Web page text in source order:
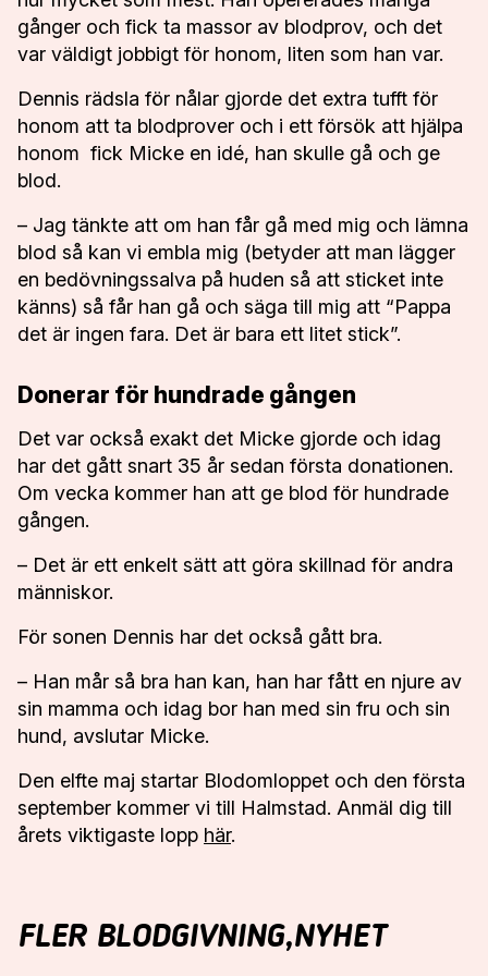
gånger och fick ta massor av blodprov, och det
var väldigt jobbigt för honom, liten som han var.
Dennis rädsla för nålar gjorde det extra tufft för
honom att ta blodprover och i ett försök att hjälpa
honom fick Micke en idé, han skulle gå och ge
blod.
– Jag tänkte att om han får gå med mig och lämna
blod så kan vi embla mig (betyder att man lägger
en bedövningssalva på huden så att sticket inte
känns) så får han gå och säga till mig att “Pappa
det är ingen fara. Det är bara ett litet stick”.
Donerar för hundrade gången
Det var också exakt det Micke gjorde och idag
har det gått snart 35 år sedan första donationen.
Om vecka kommer han att ge blod för hundrade
gången.
– Det är ett enkelt sätt att göra skillnad för andra
människor.
För sonen Dennis har det också gått bra.
– Han mår så bra han kan, han har fått en njure av
sin mamma och idag bor han med sin fru och sin
hund, avslutar Micke.
Den elfte maj startar Blodomloppet och den första
september kommer vi till Halmstad. Anmäl dig till
årets viktigaste lopp här.
FLER BLODGIVNING,NYHET
Nyhet
Han kör MC för att rädda liv
De springer för gemenskap – och
blodgivningen
Patrik springer varje gång det är ett